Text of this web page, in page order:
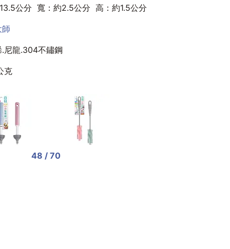
公分 寬：約2.5公分 高：約1.5公分
.尼龍.304不鏽鋼
克
48 / 70